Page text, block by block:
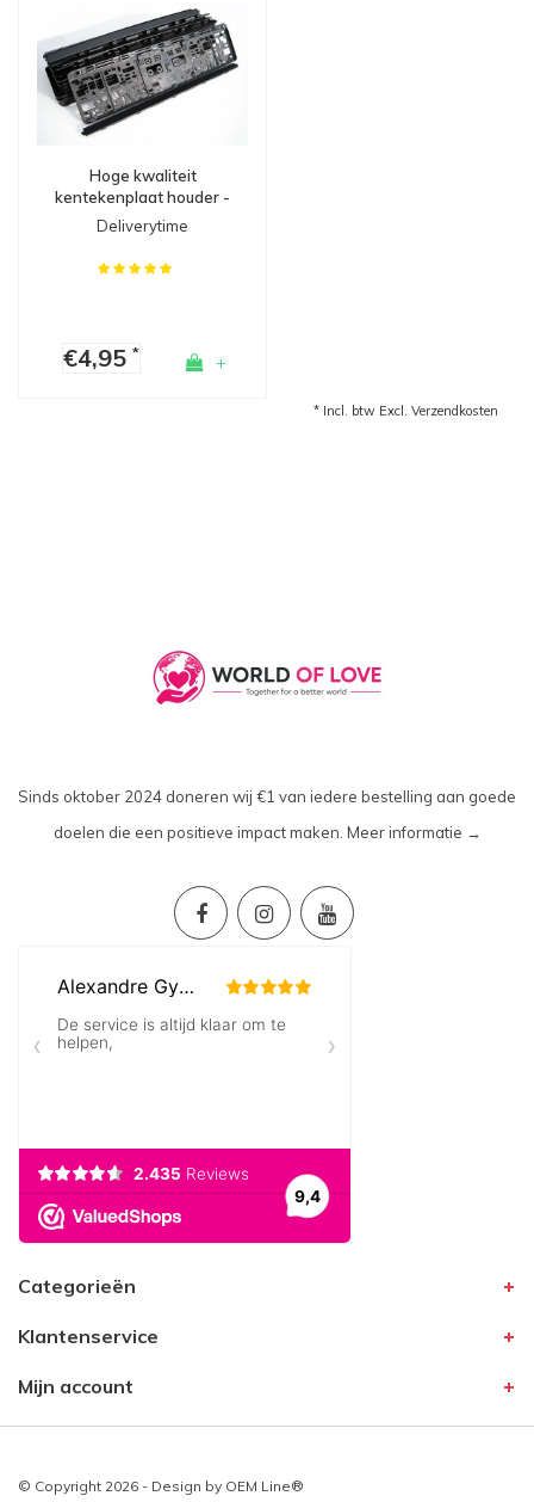
Hoge kwaliteit
kentekenplaat houder -
Made in Germany
Deliverytime
€4,95* +
* Incl. btw Excl. Verzendkosten
Sinds oktober 2024 doneren wij €1 van iedere bestelling aan goede
doelen die een positieve impact maken. Meer informatie →
Categorieën
Klantenservice
Mijn account
© Copyright 2026 - Design by OEM Line®